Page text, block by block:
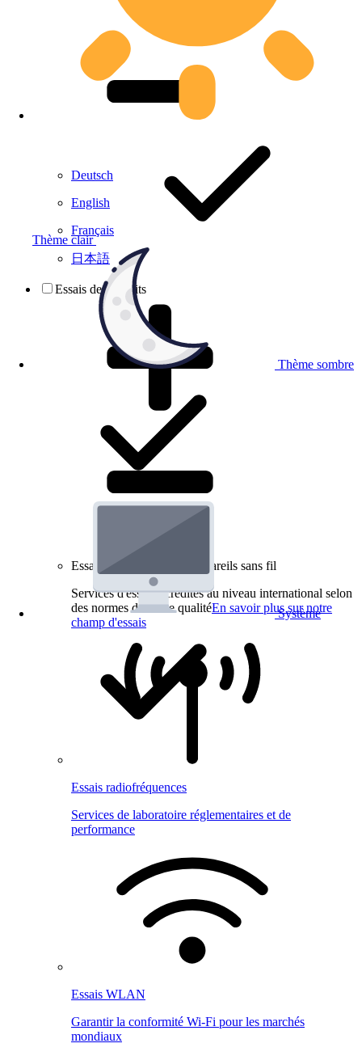
Thème clair
Thème sombre
Système
Deutsch
English
Français
日本語
Essais de produits
Essais de produits pour appareils sans fil
Services d'essai accrédités au niveau international selon
des normes de haute qualitéEn savoir plus sur notre
champ d'essais
Essais radiofréquences
Services de laboratoire réglementaires et de
performance
Essais WLAN
Garantir la conformité Wi-Fi pour les marchés
mondiaux